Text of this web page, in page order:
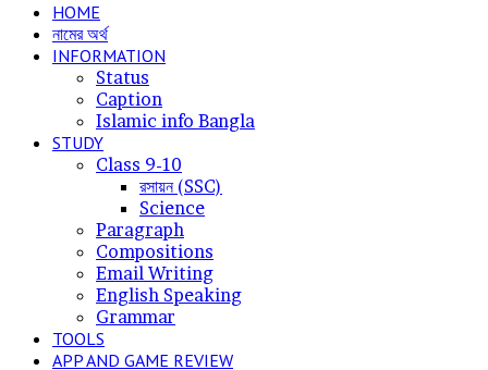
HOME
নামের অর্থ
INFORMATION
Status
Caption
Islamic info Bangla
STUDY
Class 9-10
রসায়ন (SSC)
Science
Paragraph
Compositions
Email Writing
English Speaking
Grammar
TOOLS
APP AND GAME REVIEW